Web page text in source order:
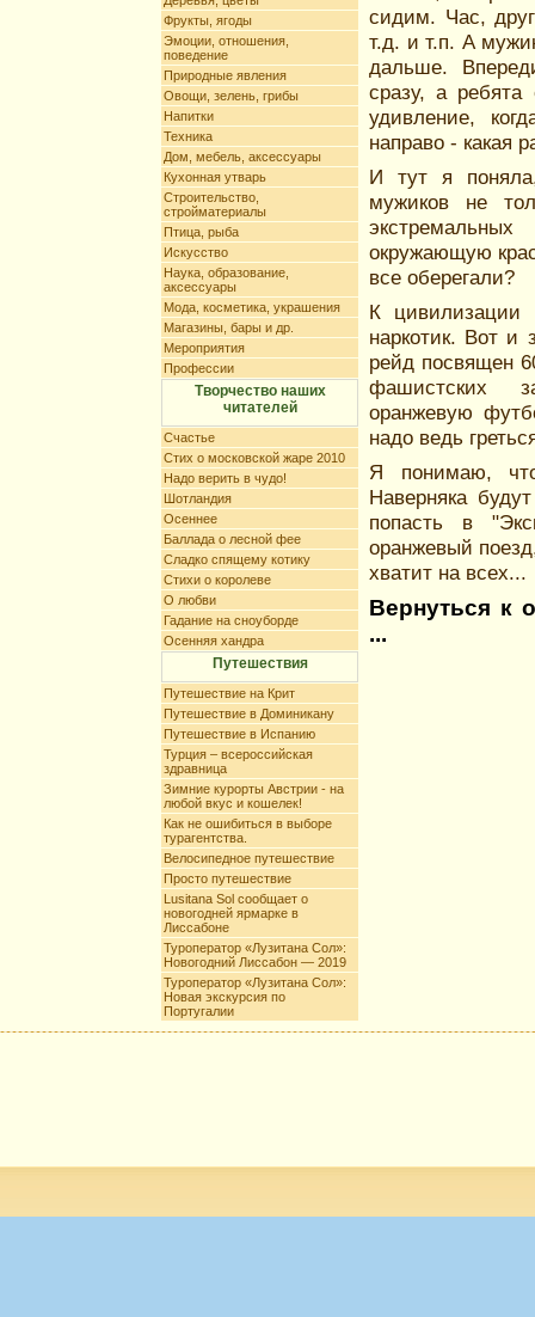
Фрукты, ягоды
Эмоции, отношения,
поведение
Природные явления
Овощи, зелень, грибы
Напитки
Техника
Дом, мебель, аксессуары
Кухонная утварь
Строительство,
стройматериалы
Птица, рыба
Искусство
Наука, образование,
аксессуары
Мода, косметика, украшения
Магазины, бары и др.
Мероприятия
Профессии
Творчество наших
читателей
Счастье
Стих о московской жаре 2010
Надо верить в чудо!
Шотландия
Осеннее
Баллада о лесной фее
Сладко спящему котику
Стихи о королеве
О любви
Гадание на сноуборде
Осенняя хандра
Путешествия
Путешествие на Крит
Путешествие в Доминикану
Путешествие в Испанию
Турция – всероссийская
здравница
Зимние курорты Австрии - на
любой вкус и кошелек!
Как не ошибиться в выборе
турагентства.
Велосипедное путешествие
Просто путешествие
Lusitana Sol сообщает о
новогодней ярмарке в
Лиссабоне
Туроператор «Лузитана Сол»:
Новогодний Лиссабон — 2019
Туроператор «Лузитана Сол»:
Новая экскурсия по
Португалии
сидим. Час,
т.д. и т.п. А
дальше.
сразу, а
удивление,
направо - какая
И тут я
мужиков не
окружающую
все оберегали?
К цивилизации
наркотик. Вот
рейд посвящен
фашистских
оранжевую
надо ведь
Я понимаю,
Наверняка
попасть в
оранжевый
хватит на всех...
Вернуться к
...